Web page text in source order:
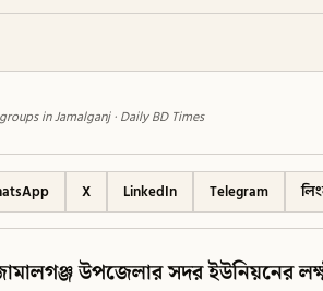
in Jamalganj · Daily BD Times
X LinkedIn Telegram
উপজেলার সদর ইউনিয়নের